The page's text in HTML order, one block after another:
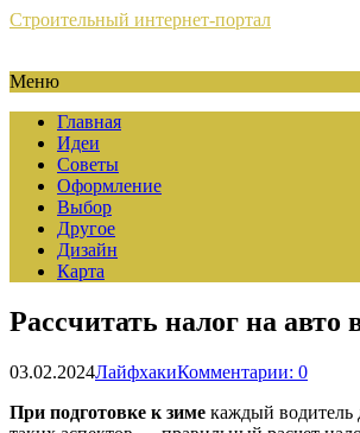
Строительный интернет-портал
Меню
Главная
Идеи
Советы
Оформление
Выбор
Другое
Дизайн
Карта
Рассчитать налог на авто
03.02.2024ЛайфхакиКомментарии: 0
При подготовке к зиме каждый водитель